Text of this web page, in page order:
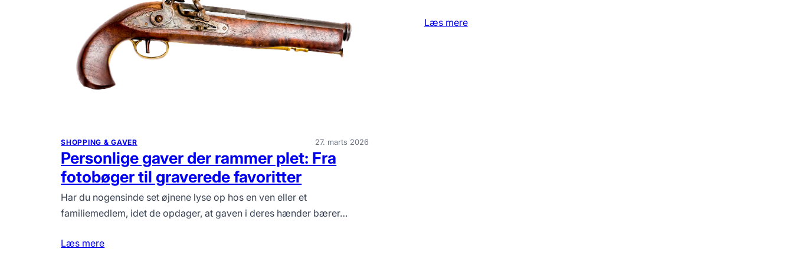
SHOPPING & GAVER 27. marts 2026
Personlige gaver der rammer plet: Fra
fotobøger til graverede favoritter
Har du nogensinde set øjnene lyse op hos en ven eller et
familiemedlem, idet de opdager, at gaven i deres hænder bærer…
Læs mere
Læs mere